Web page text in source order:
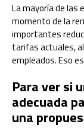
La mayoría de las
momento de la
importantes
tarifas actuales,
empleados. Eso
Para ver si
adecuada
una